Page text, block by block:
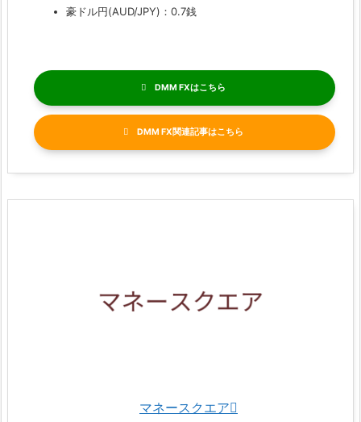
豪ドル円(AUD/JPY)：0.7銭
DMM FX
DMM FX関連記事
マネースクエア